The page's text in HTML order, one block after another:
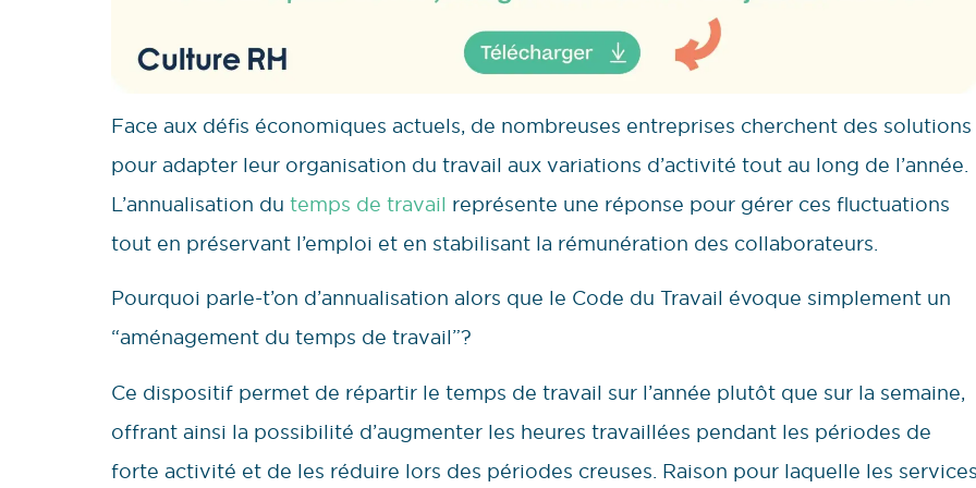
Face aux défis économiques actuels, de nombreuses entreprises cherchent des solutions
pour adapter leur organisation du travail aux variations d’activité tout au long de l’année.
L’annualisation du temps de travail représente une réponse pour gérer ces fluctuations
tout en préservant l’emploi et en stabilisant la rémunération des collaborateurs.
Pourquoi parle-t’on d’annualisation alors que le Code du Travail évoque simplement un
“aménagement du temps de travail”?
Ce dispositif permet de répartir le temps de travail sur l’année plutôt que sur la semaine,
offrant ainsi la possibilité d’augmenter les heures travaillées pendant les périodes de
forte activité et de les réduire lors des périodes creuses. Raison pour laquelle les